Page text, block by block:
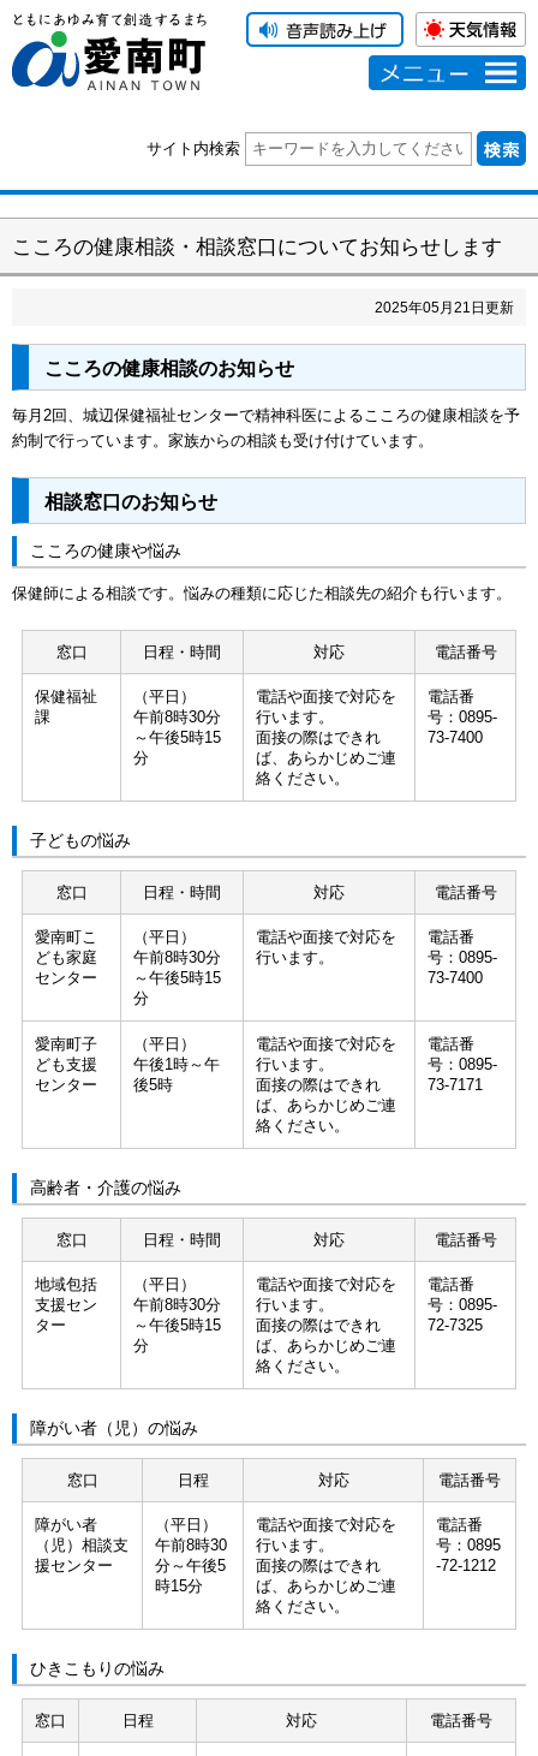
メニュー
サイト内検索
こころの健康相談・相談窓口についてお知らせします
2025年05月 21 日更新
こころの健康相談のお知らせ
毎月2回、城辺保健福祉センターで精神科医によるこころの健康相談を予
約制で行っています。家族からの相談も受け付けています。
相談窓口のお知らせ
こころの健康や悩み
保健師による相談です。悩みの種類に応じた相談先の紹介も行います。
窓口 日程・時間 対応 電話番号
保健福祉
課
（平日）
午前8時30分
～午後5時15
分
電話や面接で対応を
行います。
面接の際はできれ
ば、あらかじめご連
絡ください。
電話番
号：0895-
73-7400
子どもの悩み
窓口 日程・時間 対応 電話番号
愛南町こ
ども家庭
センター
（平日）
午前8時30分
～午後5時15
分
電話や面接で対応を
行います。
電話番
号：0895-
73-7400
愛南町子
ども支援
センター
（平日）
午後1時～午
後5時
電話や面接で対応を
行います。
面接の際はできれ
ば、あらかじめご連
絡ください。
電話番
号：0895-
73-7171
高齢者・介護の悩み
窓口 日程・時間 対応 電話番号
地域包括
支援セン
ター
（平日）
午前8時30分
～午後5時15
分
電話や面接で対応を
行います。
面接の際はできれ
ば、あらかじめご連
絡ください。
電話番
号：0895-
72-7325
障がい者（児）の悩み
窓口 日程 対応 電話番号
障がい者
（児）相談支
援センター
（平日）
午前8時30
分～午後5
時15分
電話や面接で対応を
行います。
面接の際はできれ
ば、あらかじめご連
絡ください。
電話番
号：0895
-72-1212
ひきこもりの悩み
窓口 日程 対応 電話番号